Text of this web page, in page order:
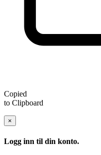
Copied
to Clipboard
×
Logg inn til din konto.